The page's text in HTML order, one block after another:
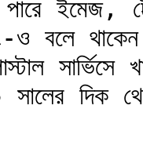
ইমেজ,
ও বলে
সার্ভিসে
সালের দিক